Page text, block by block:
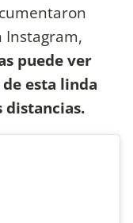
Instagram,
puede ver
esta linda
distancias.